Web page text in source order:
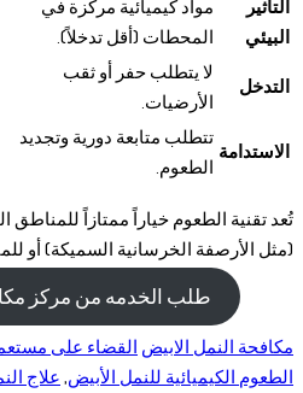
التأثير
البيئي
مواد كيميائية مركزة في
المحطات (أقل تدخلاً).
التدخل
لا يتطلب حفر أو ثقب
الأرضيات.
الاستدامة
تتطلب متابعة دورية وتجديد
الطعوم.
تُعد تقنية الطعوم خياراً ممتازاً للمناطق
(مثل الأرصفة الخرسانية السميكة) أو
طلب الخدمه من مركز
مكافحة النمل الابيض القضاء على
الطعوم الكيميائية للنمل الأبيض,علاج